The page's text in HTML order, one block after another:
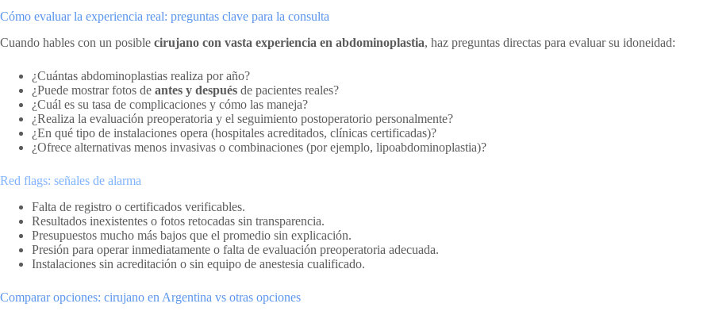
Cómo evaluar la experiencia real: preguntas clave para la consulta
Cuando hables con un posible cirujano con vasta experiencia en abdominoplastia, haz preguntas directas para evaluar su idoneidad:
¿Cuántas abdominoplastias realiza por año?
¿Puede mostrar fotos de antes y después de pacientes reales?
¿Cuál es su tasa de complicaciones y cómo las maneja?
¿Realiza la evaluación preoperatoria y el seguimiento postoperatorio personalmente?
¿En qué tipo de instalaciones opera (hospitales acreditados, clínicas certificadas)?
¿Ofrece alternativas menos invasivas o combinaciones (por ejemplo, lipoabdominoplastia)?
Red flags: señales de alarma
Falta de registro o certificados verificables.
Resultados inexistentes o fotos retocadas sin transparencia.
Presupuestos mucho más bajos que el promedio sin explicación.
Presión para operar inmediatamente o falta de evaluación preoperatoria adecuada.
Instalaciones sin acreditación o sin equipo de anestesia cualificado.
Comparar opciones: cirujano en Argentina vs otras opciones